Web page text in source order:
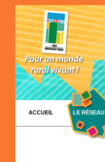
ACCUEIL LE RÉSEAU